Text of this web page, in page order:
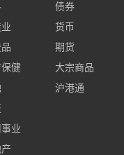
保健
业
债券
货币
期货
大宗商品
沪港通